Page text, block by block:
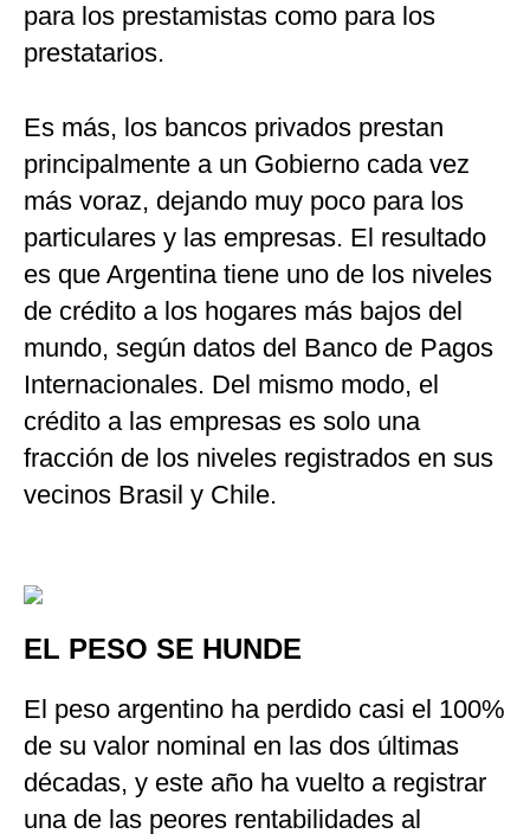
para los prestamistas como para los
prestatarios.
Es más, los bancos privados prestan
principalmente a un Gobierno cada vez
más voraz, dejando muy poco para los
particulares y las empresas. El resultado
es que Argentina tiene uno de los niveles
de crédito a los hogares más bajos del
mundo, según datos del Banco de Pagos
Internacionales. Del mismo modo, el
crédito a las empresas es solo una
fracción de los niveles registrados en sus
vecinos Brasil y Chile.
EL PESO SE HUNDE
El peso argentino ha perdido casi el 100%
de su valor nominal en las dos últimas
décadas, y este año ha vuelto a registrar
una de las peores rentabilidades al